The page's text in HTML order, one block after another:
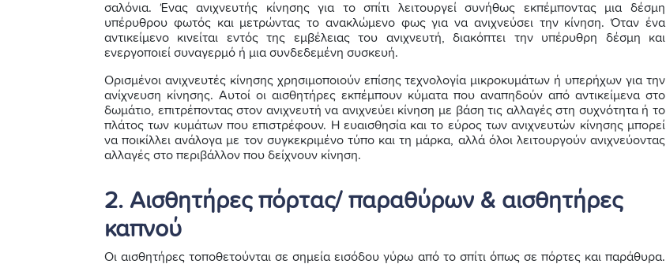
σαλόνια. Ένας ανιχνευτής κίνησης για το σπίτι λειτουργεί συνήθως εκπέμποντας μια δέσμη
υπέρυθρου φωτός και μετρώντας το ανακλώμενο φως για να ανιχνεύσει την κίνηση. Όταν ένα
αντικείμενο κινείται εντός της εμβέλειας του ανιχνευτή, διακόπτει την υπέρυθρη δέσμη και
ενεργοποιεί συναγερμό ή μια συνδεδεμένη συσκευή.
Ορισμένοι ανιχνευτές κίνησης χρησιμοποιούν επίσης τεχνολογία μικροκυμάτων ή υπερήχων για την
ανίχνευση κίνησης. Αυτοί οι αισθητήρες εκπέμπουν κύματα που αναπηδούν από αντικείμενα στο
δωμάτιο, επιτρέποντας στον ανιχνευτή να ανιχνεύει κίνηση με βάση τις αλλαγές στη συχνότητα ή το
πλάτος των κυμάτων που επιστρέφουν. Η ευαισθησία και το εύρος των ανιχνευτών κίνησης μπορεί
να ποικίλλει ανάλογα με τον συγκεκριμένο τύπο και τη μάρκα, αλλά όλοι λειτουργούν ανιχνεύοντας
αλλαγές στο περιβάλλον που δείχνουν κίνηση.
2. Αισθητήρες πόρτας/ παραθύρων & αισθητήρες
καπνού
Οι αισθητήρες τοποθετούνται σε σημεία εισόδου γύρω από το σπίτι όπως σε πόρτες και παράθυρα.